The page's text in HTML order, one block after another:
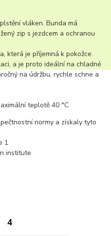
vláken. Bunda má
zip s jezdcem a ochranou
která je příjemná k pokožce.
a je proto ideální na chladné
na údržbu, rychle schne a
teplotě 40 °C
normy a získaly tyto
1
institute
4